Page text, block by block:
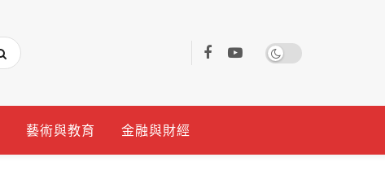
藝術與教育 金融與財經